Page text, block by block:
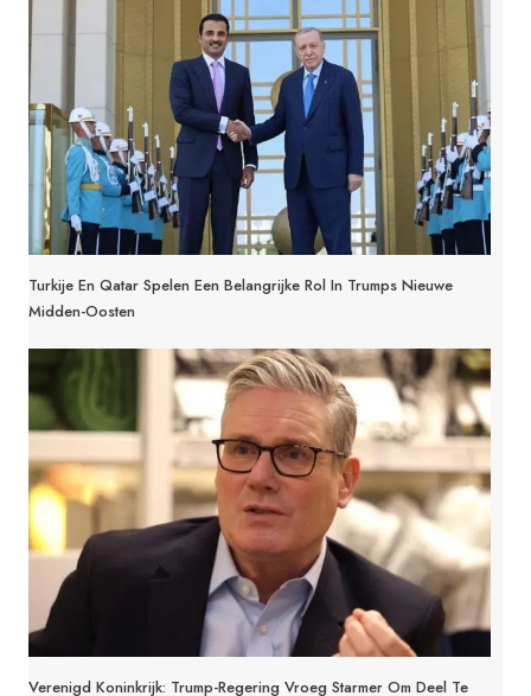
Turkije En Qatar Spelen Een Belangrijke Rol In Trumps Nieuwe
Midden-Oosten
Verenigd Koninkrijk: Trump-Regering Vroeg Starmer Om Deel Te